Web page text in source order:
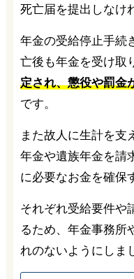
死亡届を提出しなけ
年金の受給停止手続
亡後も年金を受け取
定され、懲役や罰金
です。
また故人に生計を支
年金や遺族年金を請
に必要なお金を確保
それぞれ受給要件や
るため、年金事務所
れのないようにしま